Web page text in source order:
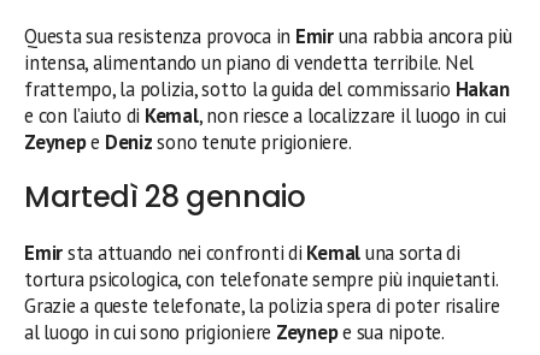
Questa sua resistenza provoca in Emiruna rabbia ancora più
intensa, alimentando un piano di vendetta terribile. Nel
frattempo, la polizia, sotto la guida del commissario Hakan
e con l’aiuto di Kemal, non riesce a localizzare il luogo in cui
Zeynepe Denizsono tenute prigioniere.
Martedì 28 gennaio
Emirsta attuando nei confronti di Kemaluna sorta di
tortura psicologica, con telefonate sempre più inquietanti.
Grazie a queste telefonate, la polizia spera di poter risalire
al luogo in cui sono prigioniere Zeynepe sua nipote.